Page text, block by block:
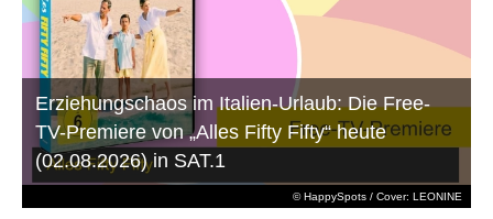
© HappySpots / Cover: LEONINE
Erziehungschaos im Italien-Urlaub: Die Free-
TV-Premiere von „Alles Fifty Fifty“ heute
(02.08.2026) in SAT.1